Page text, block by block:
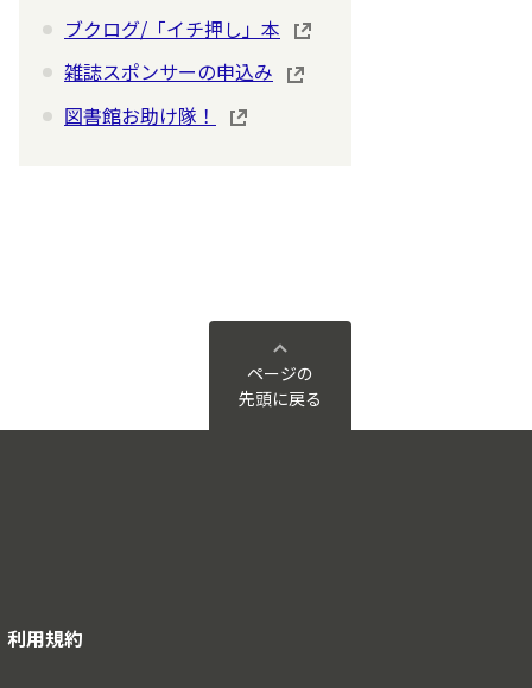
ブクログ/「イチ押し」本
雑誌スポンサーの申込み
図書館お助け隊！
ページの
先頭に戻る
利用規約